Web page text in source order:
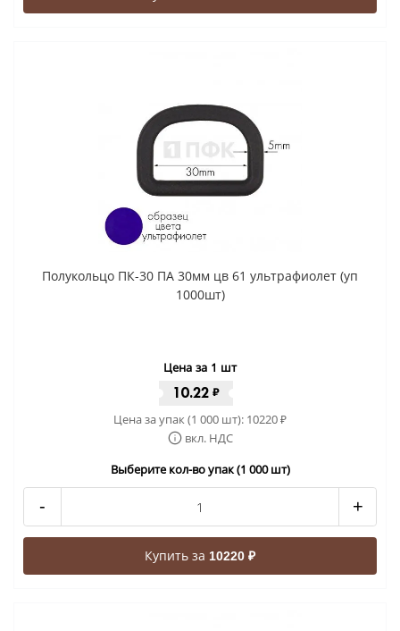
Полукольцо ПК-30 ПА 30мм цв 61 ультрафиолет (уп
1000шт)
Цена за 1 шт
10.22 ₽
Цена за упак (1 000 шт): 10220₽
вкл. НДС
Выберите кол-во упак (1 000 шт)
- +
Купить за 10220 ₽